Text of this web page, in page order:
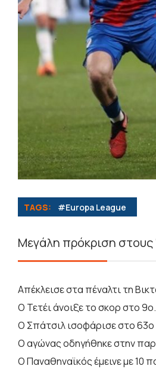
TAGS: #Europa League
Μεγάλη πρόκριση
Απέκλεισε στα πέναλτι τη
Ο Τετέι άνοιξε το σκορ στο 9ο.
Ο Σπάτσιλ ισοφάρισε στο 63ο
Ο αγώνας οδηγήθηκε στην
Ο Παναθηναϊκός έμεινε με 10